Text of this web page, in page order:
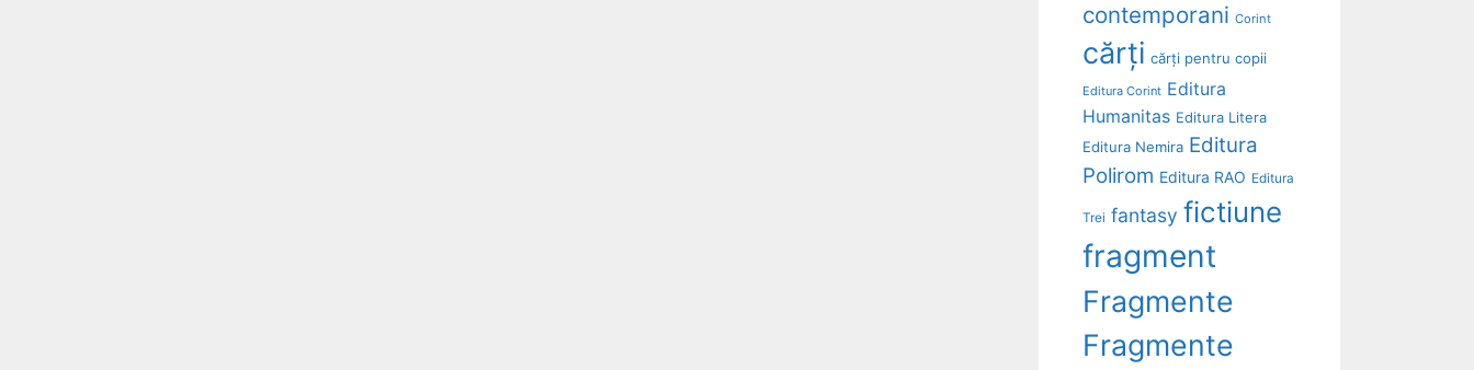
contemporani Corint
cărți cărți pentru copii
Editura Corint Editura
Humanitas Editura Litera
Editura Nemira Editura
Polirom Editura RAO Editura
Trei fantasy fictiune
fragment
Fragmente
Fragmente